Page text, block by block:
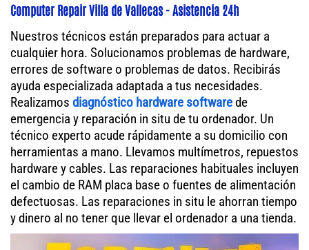
Computer Repair Villa de Vallecas - Asistencia 24h
Nuestros técnicos están preparados para actuar a
cualquier hora. Solucionamos problemas de hardware,
errores de software o problemas de datos. Recibirás
ayuda especializada adaptada a tus necesidades.
Realizamos diagnóstico hardware softwarede
emergencia y reparación in situ de tu ordenador. Un
técnico experto acude rápidamente a su domicilio con
herramientas a mano. Llevamos multímetros, repuestos
hardware y cables. Las reparaciones habituales incluyen
el cambio de RAM placa base o fuentes de alimentación
defectuosas. Las reparaciones in situ le ahorran tiempo
y dinero al no tener que llevar el ordenador a una tienda.